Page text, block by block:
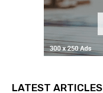
LATEST ARTICLES